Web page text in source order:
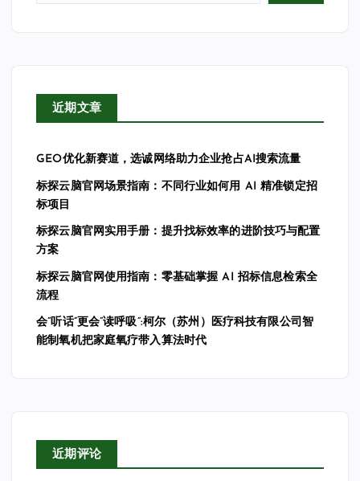
近期文章
GEO优化新赛道，选诚网络助力企业抢占AI搜索流量
标探云脑官网场景指南：不同行业如何用 AI 精准锁定招
标项目
标探云脑官网实用手册：提升找标效率的进阶技巧与配置
方案
标探云脑官网使用指南：零基础掌握 AI 招标信息检索全
流程
会”听话”更会”读呼吸”:柯尔（苏州）医疗科技有限公司智
能制氧机把家庭氧疗带入算法时代
近期评论